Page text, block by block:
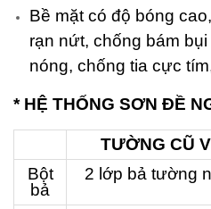
Bề mặt có độ bóng
rạn nứt, chống bám
nóng, chống tia cực
* HỆ THỐNG SƠN ĐỀ
TƯỜNG CŨ
Bột
bả
2 lớp bả tường